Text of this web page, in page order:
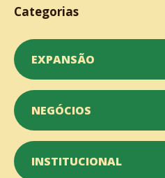
Categorias
EXPANSÃO
NEGÓCIOS
INSTITUCIONAL